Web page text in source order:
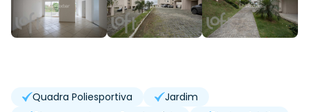
Quadra Poliesportiva
Jardim